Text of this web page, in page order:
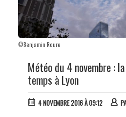
©Benjamin Roure
Météo du 4 novembre :
temps à Lyon
4 NOVEMBRE 2016 À 09:12